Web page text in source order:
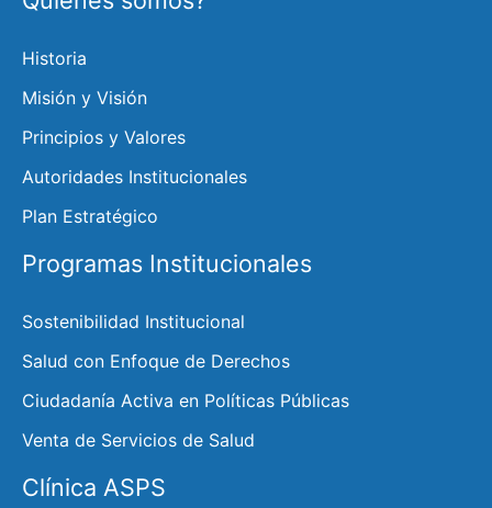
Historia
Misión y Visión
Principios y Valores
Autoridades Institucionales
Plan Estratégico
Programas Institucionales
Sostenibilidad Institucional
Salud con Enfoque de Derechos
Ciudadanía Activa en Políticas Públicas
Venta de Servicios de Salud
Clínica ASPS